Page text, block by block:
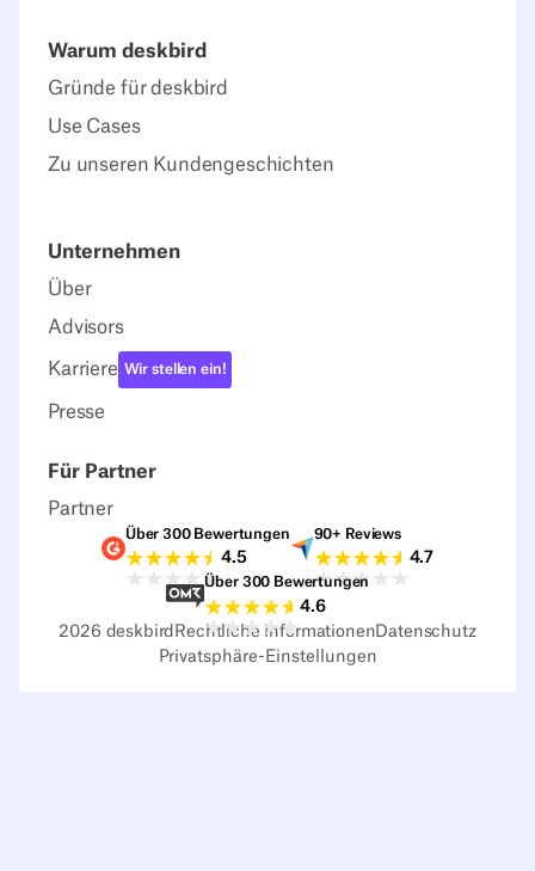
Warum deskbird
Gründe für deskbird
Use Cases
Zu unseren Kundengeschichten
Unternehmen
Über
Advisors
Karriere Wir stellen ein!
Presse
Für Partner
Partner
G2-Bewertungen
Über 300 Bewertungen
4.5
Capterra-
90+ Reviews
4.7
Sourceforge-Bewertungen
Über 300 Bewertungen
4.6
2026 deskbird Rechtliche InformationenDatenschutz
Privatsphäre-Einstellungen